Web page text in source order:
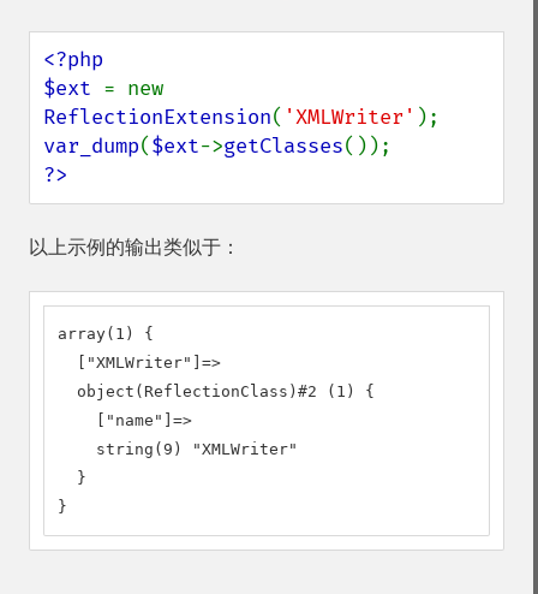
<?php
$ext
ReflectionExtension( 'XMLWriter'
var_dump($ext->getClasses
?>
以上示例的输出类似于：
array(1) {
  ["XMLWriter"]=>
  object(ReflectionClass)#2 (1) {
    ["name"]=>
    string(9) "XMLWriter"
  }
}